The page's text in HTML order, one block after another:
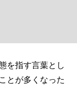
を指す言葉とし
とが多くなった